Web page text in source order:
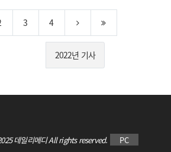
3 4
2022년 기사
데일리메디 All rights reserved. PC